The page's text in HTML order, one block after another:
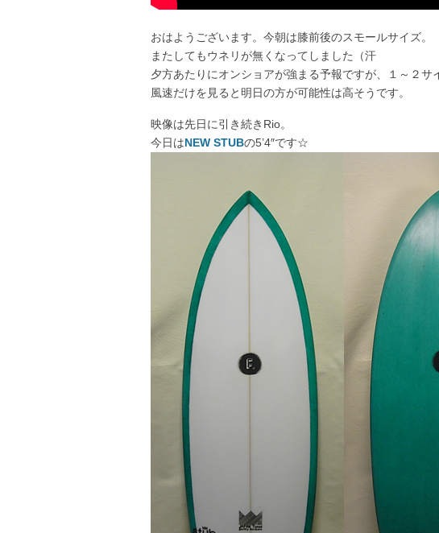
おはようございます。今朝は膝前後のスモールサイズ。
またしてもウネリが無くなってしました（汗
夕方あたりにオンショアが強まる予報ですが、１～２サ
風速だけを見ると明日の方が可能性は高そうです。
映像は先日に引き続きRio。
今日はNEW STUBの5’4″です☆